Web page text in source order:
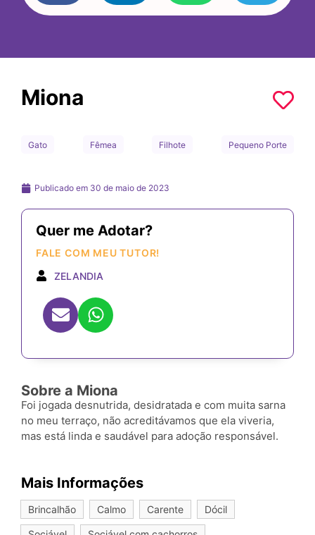
Miona
Gato Fêmea Filhote Pequeno Porte
Publicado em 30 de maio de 2023
Quer me Adotar?
FALE COM MEU TUTOR!
ZELANDIA
Sobre a Miona
Foi jogada desnutrida, desidratada e com muita sarna
no meu terraço, não acreditávamos que ela viveria,
mas está linda e saudável para adoção responsável.
Mais Informações
Brincalhão Calmo Carente Dócil